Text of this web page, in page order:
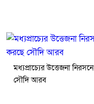
মধ্যপ্রাচ্যের উত্তেজনা
সৌদি আরব